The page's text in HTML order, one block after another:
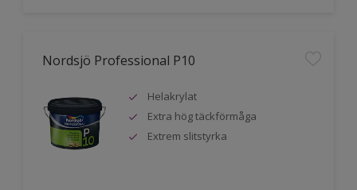
Nordsjö Professional P10
Helakrylat
Extra hög täckförmåga
Extrem slitstyrka